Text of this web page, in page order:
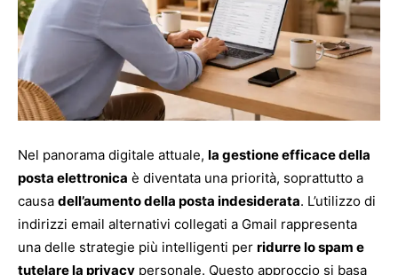
Nel panorama digitale attuale, la gestione efficace della
posta elettronica è diventata una priorità, soprattutto a
causa dell’aumento della posta indesiderata. L’utilizzo di
indirizzi email alternativi collegati a Gmail rappresenta
una delle strategie più intelligenti per ridurre lo spam e
tutelare la privacy personale. Questo approccio si basa